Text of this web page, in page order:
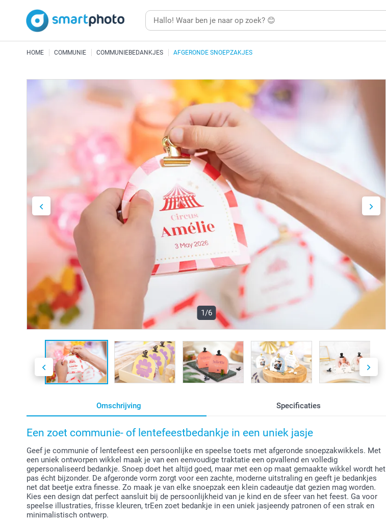
HOME COMMUNIE COMMUNIEBEDANKJES AFGERONDE SNOEPZAKJES
1/6
Omschrijving Specificaties
Een zoet communie- of lentefeestbedankje in een uniek jasje
Geef je communie of lentefeest een persoonlijke en speelse toets met afgeronde snoepzakwikkels. Met
een uniek ontworpen wikkel maak je van een eenvoudige traktatie een opvallend en volledig
gepersonaliseerd bedankje. Snoep doet het altijd goed, maar met een op maat gemaakte wikkel wordt het
pas écht bijzonder. De afgeronde vorm zorgt voor een zachte, moderne uitstraling en geeft je bedankjes
net dat beetje extra finesse. Zo maak je van elke snoepzak een klein cadeautje dat gezien mag worden.
Kies een design dat perfect aansluit bij de persoonlijkheid van je kind en de sfeer van het feest. Ga voor
speelse illustraties, frisse kleuren, trEen zoet bedankje in een uniek jasjeendy patronen of een strak en
minimalistisch ontwerp.